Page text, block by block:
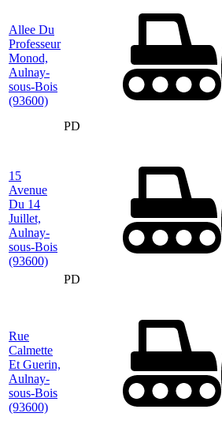
Allee Du
Professeur
Monod,
Aulnay-
sous-Bois
(93600)
PD
15
Avenue
Du 14
Juillet,
Aulnay-
sous-Bois
(93600)
PD
Rue
Calmette
Et Guerin,
Aulnay-
sous-Bois
(93600)